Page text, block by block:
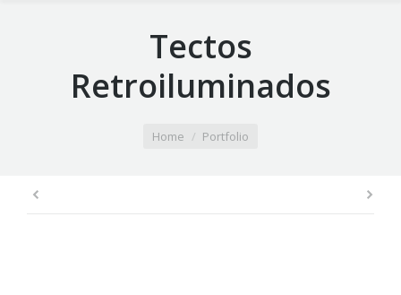
Tectos
Retroiluminados
Home Portfolio